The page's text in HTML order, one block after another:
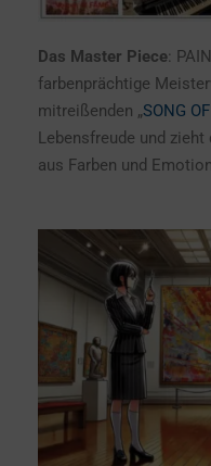
Das Master Piece:
farbenprächtige
mitreißenden „SONG
Lebensfreude und zieht
aus Farben und